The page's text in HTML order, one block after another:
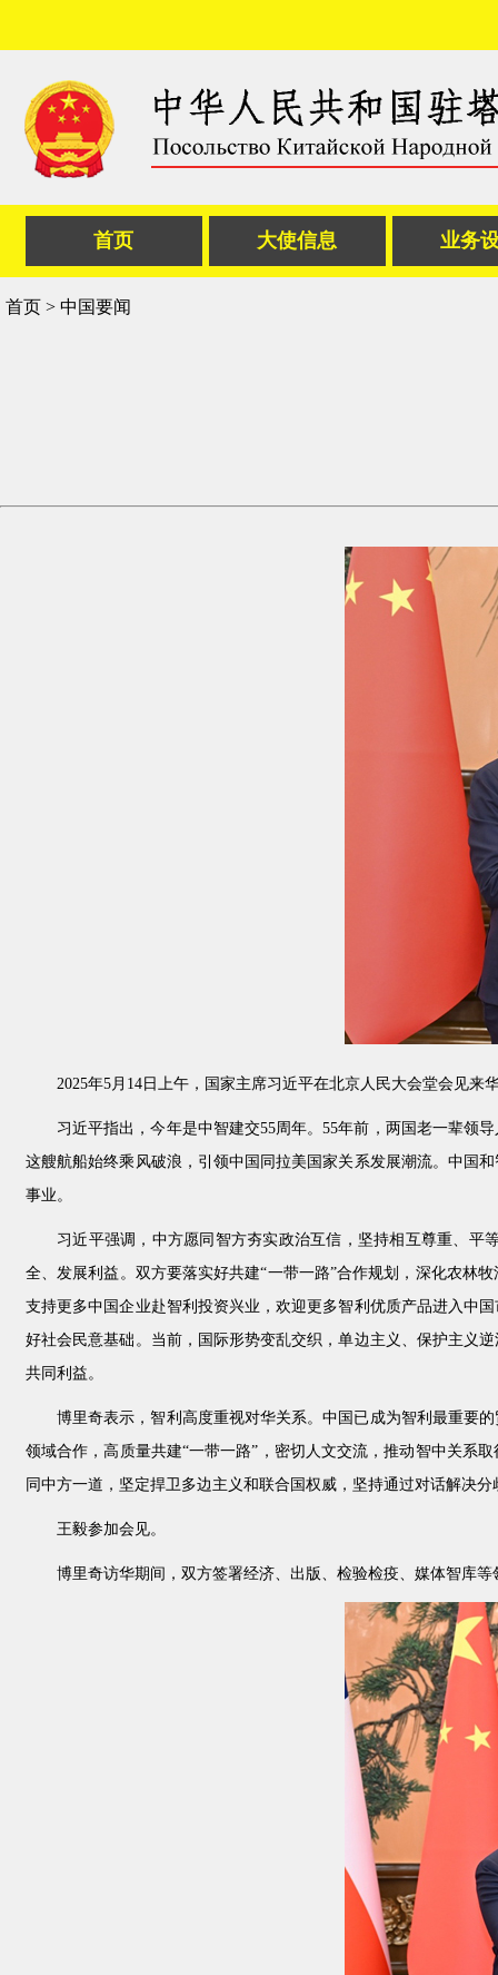
首页 大使信息 业务
首页 > 中国要闻
2025年5月14日上午，国家主席习近平在北京人民大会堂会见
习近平指出，今年是中智建交55周年。55年前，两国老一辈领
这艘航船始终乘风破浪，引领中国同拉美国家关系发展潮流。中国
事业。
习近平强调，中方愿同智方夯实政治互信，坚持相互尊重、
全、发展利益。双方要落实好共建“一带一路”合作规划，深化农林
支持更多中国企业赴智利投资兴业，欢迎更多智利优质产品进入中
好社会民意基础。当前，国际形势变乱交织，单边主义、保护主义
共同利益。
博里奇表示，智利高度重视对华关系。中国已成为智利最重要
领域合作，高质量共建“一带一路”，密切人文交流，推动智中关系
同中方一道，坚定捍卫多边主义和联合国权威，坚持通过对话解决
王毅参加会见。
博里奇访华期间，双方签署经济、出版、检验检疫、媒体智库